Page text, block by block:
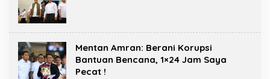
Mentan Amran: Berani Korupsi
Bantuan Bencana, 1×24 Jam Saya
Pecat !